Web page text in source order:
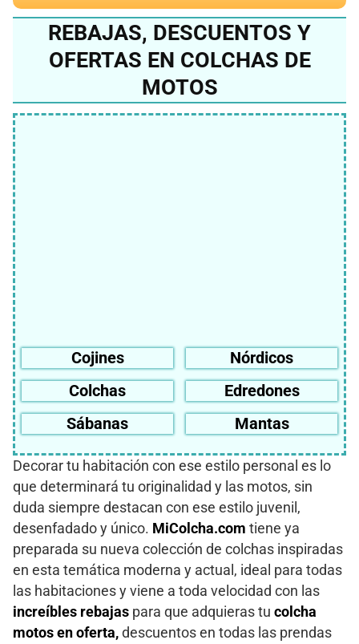
REBAJAS, DESCUENTOS Y
OFERTAS EN COLCHAS DE
MOTOS
Cojines
Nórdicos
Colchas
Edredones
Sábanas
Mantas
Decorar tu habitación con ese estilo personal es lo
que determinará tu originalidad y las motos, sin
duda siempre destacan con ese estilo juvenil,
desenfadado y único. MiColcha.com tiene ya
preparada su nueva colección de colchas inspiradas
en esta temática moderna y actual, ideal para todas
las habitaciones y viene a toda velocidad con las
increíbles rebajas para que adquieras tu colcha
motos en oferta, descuentos en todas las prendas